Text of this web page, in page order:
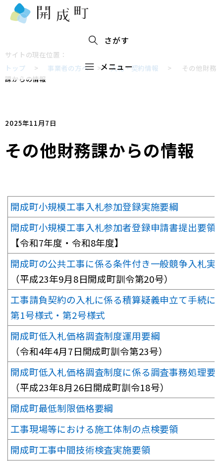
さがす
メニュー
サイトの現在位置：
トップ > 事業者の方へ>入札・契約情報 >
その他財務
課からの情報
2025年11月7日
その他財務課からの情報
開成町小規模工事入札参加登録実施要綱
開成町小規模工事入札参加者登録申請書提出要領
【令和7年度・令和8年度】
開成町の公共工事に係る条件付き一般競争入札実
（平成23年9月8日開成町訓令第20号）
工事請負契約の入札に係る積算疑義申立て手続に
第1号様式・第2号様式
開成町低入札価格調査制度運用要綱
（令和4年4月7日開成町訓令第23号）
開成町低入札価格調査制度に係る調査事務処理要
（平成23年8月26日開成町訓令18号）
開成町最低制限価格要綱
工事現場等における施工体制の点検要領
開成町工事中間技術検査実施要領